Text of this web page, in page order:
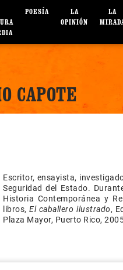
POESÍA
LA
OPINIÓN
LA
CAPOTE
Escritor, ensayista,
Seguridad del Estado.
Historia Contemporánea y
libros,El caballero ilustrado,
Plaza Mayor, Puerto Rico,